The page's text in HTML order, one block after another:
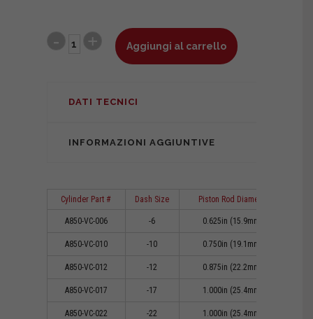
Aggiungi al carrello
DATI TECNICI
INFORMAZIONI AGGIUNTIVE
Cylinder Part # Dash Size Piston Rod Diameter
A850-VC-006 -6 0.625in (15.9mm)
A850-VC-010 -10 0.750in (19.1mm)
A850-VC-012 -12 0.875in (22.2mm)
A850-VC-017 -17 1.000in (25.4mm)
A850-VC-022 -22 1.000in (25.4mm)